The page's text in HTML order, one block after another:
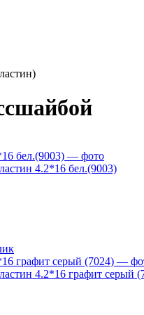
4.2*16 бел.(9003)
4.2*16 графит серый